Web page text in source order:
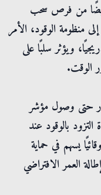
أيضًا من فرص سحب
منظومة الوقود، الأمر
ويؤثر سلبًا على
الوقت.
حتى وصول مؤشر
بالوقود عند
يسهم في حماية
العمر الافتراضي